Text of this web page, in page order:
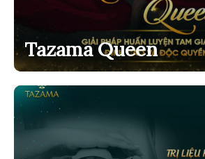
Tazama Queen